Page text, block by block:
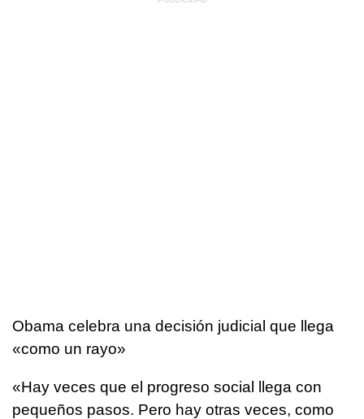
Obama celebra una decisión judicial que llega
«como un rayo»
«Hay veces que el progreso social llega con
pequeños pasos. Pero hay otras veces, como